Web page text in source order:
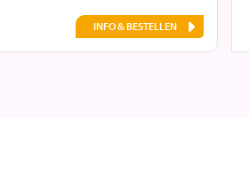
INFO & BESTELLEN